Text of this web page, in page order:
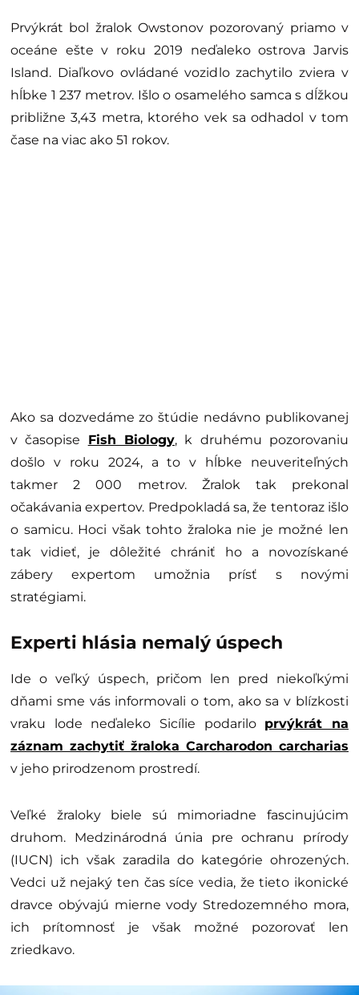
Prvýkrát bol žralok Owstonov pozorovaný priamo v
oceáne ešte v roku 2019 neďaleko ostrova Jarvis
Island. Diaľkovo ovládané vozidlo zachytilo zviera v
hĺbke 1 237 metrov. Išlo o osamelého samca s dĺžkou
približne 3,43 metra, ktorého vek sa odhadol v tom
čase na viac ako 51 rokov.
Ako sa dozvedáme zo štúdie nedávno publikovanej
v časopise Fish Biology, k druhému pozorovaniu
došlo v roku 2024, a to v hĺbke neuveriteľných
takmer 2 000 metrov. Žralok tak prekonal
očakávania expertov. Predpokladá sa, že tentoraz išlo
o samicu. Hoci však tohto žraloka nie je možné len
tak vidieť, je dôležité chrániť ho a novozískané
zábery expertom umožnia prísť s novými
stratégiami.
Experti hlásia nemalý úspech
Ide o veľký úspech, pričom len pred niekoľkými
dňami sme vás informovali o tom, ako sa v blízkosti
vraku lode neďaleko Sicílie podarilo prvýkrát na
záznam zachytiť žraloka Carcharodon carcharias
v jeho prirodzenom prostredí.
Veľké žraloky biele sú mimoriadne fascinujúcim
druhom. Medzinárodná únia pre ochranu prírody
(IUCN) ich však zaradila do kategórie ohrozených.
Vedci už nejaký ten čas síce vedia, že tieto ikonické
dravce obývajú mierne vody Stredozemného mora,
ich prítomnosť je však možné pozorovať len
zriedkavo.